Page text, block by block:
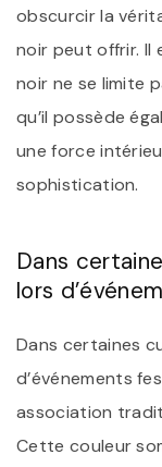
obscurcir la
noir peut offrir. Il
noir ne se limite
qu’il possède
une force
sophistication.
Dans
lors
Dans certaines
d’événements
association
Cette couleur